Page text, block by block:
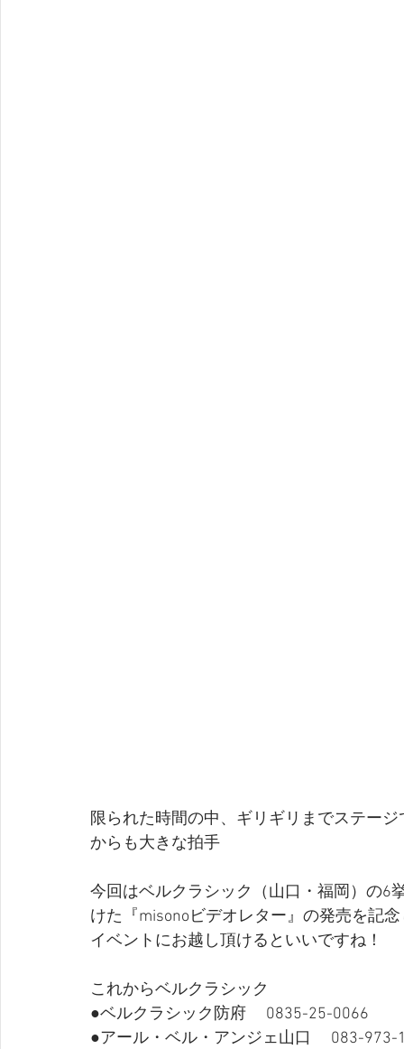
限られた時間の中、ギリギリまでステー
からも大きな拍手
今回はベルクラシック（山口・福岡）の6
けた『misonoビデオレター』の発売を記
イベントにお越し頂けるといいですね！
これからベルクラシック
●ベルクラシック防府　 0835-25-0066
●アール・ベル・アンジェ山口 　083-973-